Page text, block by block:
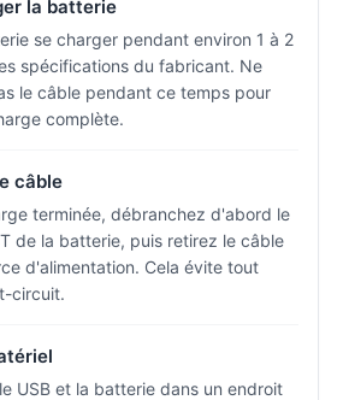
la batterie
se charger pendant environ 1 à 2
spécifications du fabricant. Ne
le câble pendant ce temps pour
complète.
câble
terminée, débranchez d'abord le
de la batterie, puis retirez le câble
d'alimentation. Cela évite tout
circuit.
USB et la batterie dans un endroit